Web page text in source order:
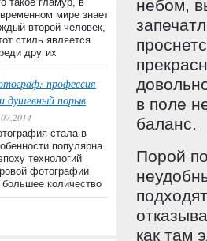
небом,
в поле
баланс.
Порой
как там
мире знает
второй человек,
стиль является
других
профессия
душевный порыв
стала в
популярна
технологий
фотографии
количество